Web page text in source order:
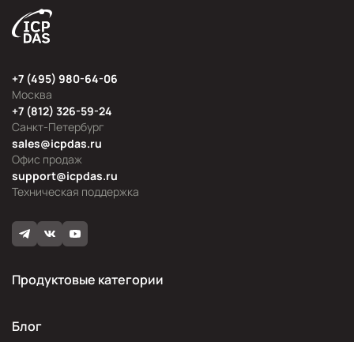
Москва
+7 (495) 980-64-06
Офис продаж
sales@icpdas.ru
Санкт-Петербург
+7 (812) 326-59-24
Техническая поддержка
support@icpdas.ru
Продуктовые категории
Блог